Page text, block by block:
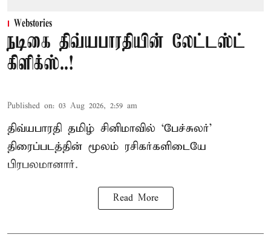
Webstories
நடிகை திவ்யபாரதியின் லேட்டஸ்ட்
கிளிக்ஸ்..!
Published on: 03 Aug 2026, 2:59 am
திவ்யபாரதி தமிழ் சினிமாவில் ‘பேச்சுலர்’
திரைப்படத்தின் மூலம் ரசிகர்களிடையே
பிரபலமானார்.
Read More